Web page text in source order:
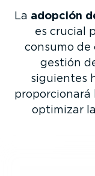
La adopción
es crucial
consumo de
gestión
siguientes
propor­cionará
optimizar